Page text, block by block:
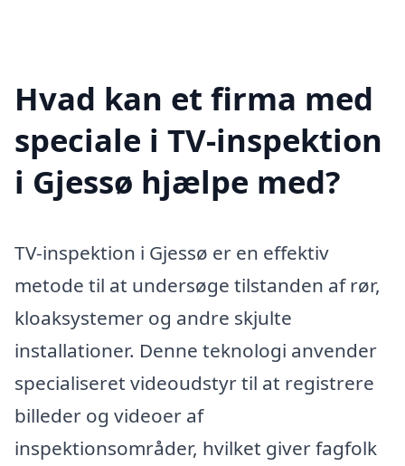
Hvad kan et firma med
speciale i TV-inspektion
i Gjessø hjælpe med?
TV-inspektion i Gjessø er en effektiv
metode til at undersøge tilstanden af rør,
kloaksystemer og andre skjulte
installationer. Denne teknologi anvender
specialiseret videoudstyr til at registrere
billeder og videoer af
inspektionsområder, hvilket giver fagfolk